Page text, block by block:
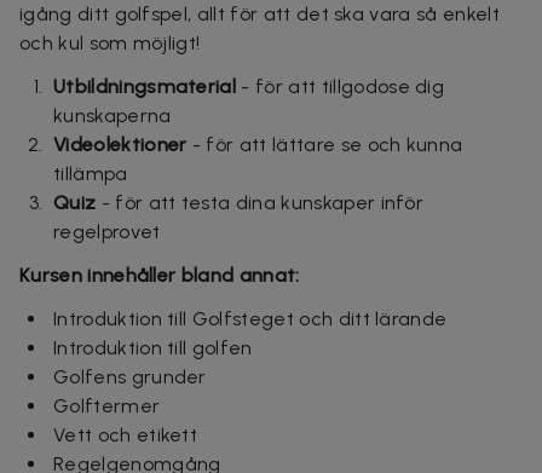
igång ditt golfspel, allt för att det ska vara så enkelt
och kul som möjligt!
Utbildningsmaterial - för att tillgodose dig
kunskaperna
Videolektioner - för att lättare se och kunna
tillämpa
Quiz - för att testa dina kunskaper inför
regelprovet
Kursen innehåller bland annat:
Introduktion till Golfsteget och ditt lärande
Introduktion till golfen
Golfens grunder
Golftermer
Vett och etikett
Regelgenomgång